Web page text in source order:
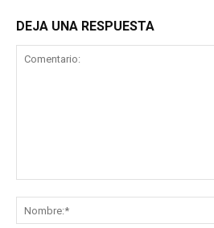
DEJA UNA RESPUESTA